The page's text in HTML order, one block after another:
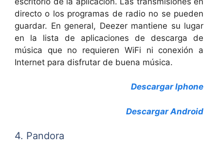
directo o los programas de radio no se pueden
guardar. En general, Deezer mantiene su lugar
en la lista de aplicaciones de descarga de
música que no requieren WiFi ni conexión a
Internet para disfrutar de buena música.
Descargar Iphone
Descargar Android
4. Pandora